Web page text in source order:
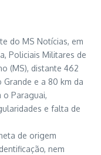
do MS Notícias, em
Policiais Militares de
(MS), distante 462
Grande e a 80 km da
Paraguai,
e falta de
de origem
nem